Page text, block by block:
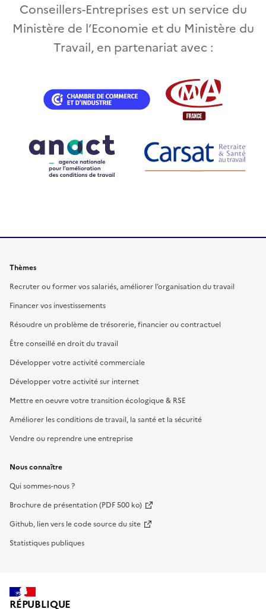
Conseillers-Entreprises est un service du
Ministère de l’Economie et du Ministère du
Travail, en partenariat avec :
Thèmes
Recruter ou former vos salariés, améliorer l’organisation du travail
Financer vos investissements
Résoudre un problème de trésorerie, financier ou contractuel
Être conseillé en droit du travail
Développer votre activité commerciale
Développer votre activité sur internet
Mettre en oeuvre votre transition écologique & RSE
Améliorer les conditions de travail, la santé et la sécurité
Vendre ou reprendre une entreprise
Nous connaître
Qui sommes-nous ?
Brochure de présentation (PDF 500 ko)
Github, lien vers le code source du site
Statistiques publiques
RÉPUBLIQUE